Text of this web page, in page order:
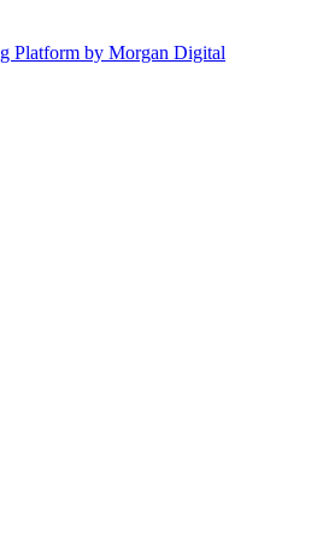
Platform by Morgan Digital